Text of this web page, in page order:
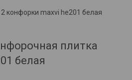
конфорки maxvi he201 белая
плитка
белая